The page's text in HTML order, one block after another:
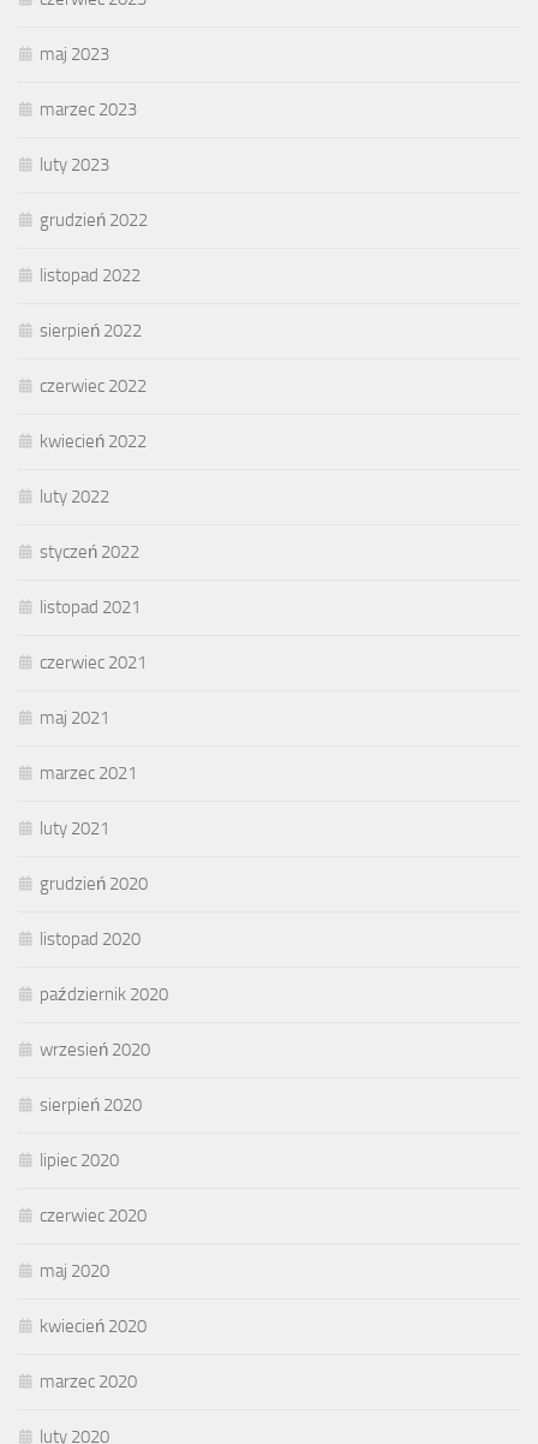
maj 2023
marzec 2023
luty 2023
grudzień 2022
listopad 2022
sierpień 2022
czerwiec 2022
kwiecień 2022
luty 2022
styczeń 2022
listopad 2021
czerwiec 2021
maj 2021
marzec 2021
luty 2021
grudzień 2020
listopad 2020
październik 2020
wrzesień 2020
sierpień 2020
lipiec 2020
czerwiec 2020
maj 2020
kwiecień 2020
marzec 2020
luty 2020